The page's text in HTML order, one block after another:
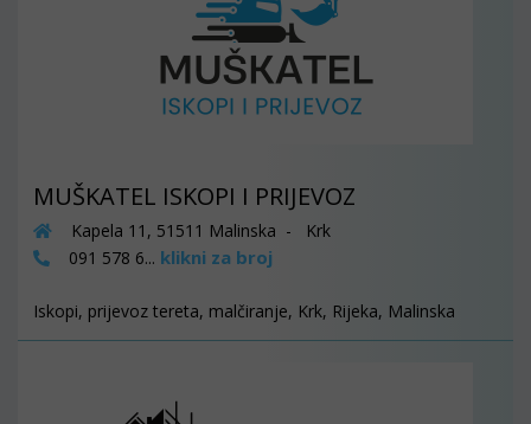
MUŠKATEL ISKOPI I PRIJEVOZ
Kapela 11, 51511 Malinska - Krk
091 578 6... klikni za broj
Iskopi, prijevoz tereta, malčiranje, Krk, Rijeka, Malinska